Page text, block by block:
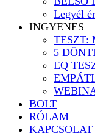
Legyél
INGYENES
TESZT:
5
EQ
BOLT
RÓLAM
KAPCSOLAT